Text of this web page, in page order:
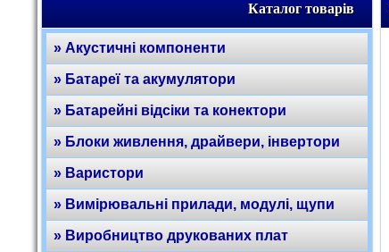
Каталог товарів
» Акустичні компоненти
» Батареї та акумулятори
» Батарейні відсіки та конектори
» Блоки живлення, драйвери, інвертори
» Варистори
» Вимірювальні прилади, модулі, щупи
» Виробництво друкованих плат